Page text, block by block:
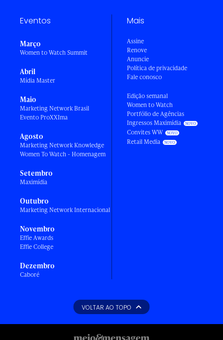
Eventos
Março
Women to Watch Summit
Abril
Mídia Master
Maio
Marketing Network Brasil
Evento ProXXIma
Agosto
Marketing Network Knowledge
Women To Watch - Homenagem
Setembro
Maximídia
Outubro
Marketing Network Internacional
Novembro
Effie Awards
Effie College
Dezembro
Caboré
Mais
Assine
Renove
Anuncie
Política de privacidade
Fale conosco
Edição semanal
Women to Watch
Portfólio de Agências
Ingressos Maximídia
Convites WW
Retail Media
VOLTAR AO TOPO